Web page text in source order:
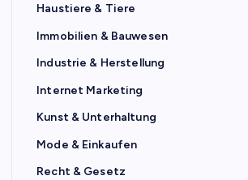
Haustiere & Tiere
Immobilien & Bauwesen
Industrie & Herstellung
Internet Marketing
Kunst & Unterhaltung
Mode & Einkaufen
Recht & Gesetz